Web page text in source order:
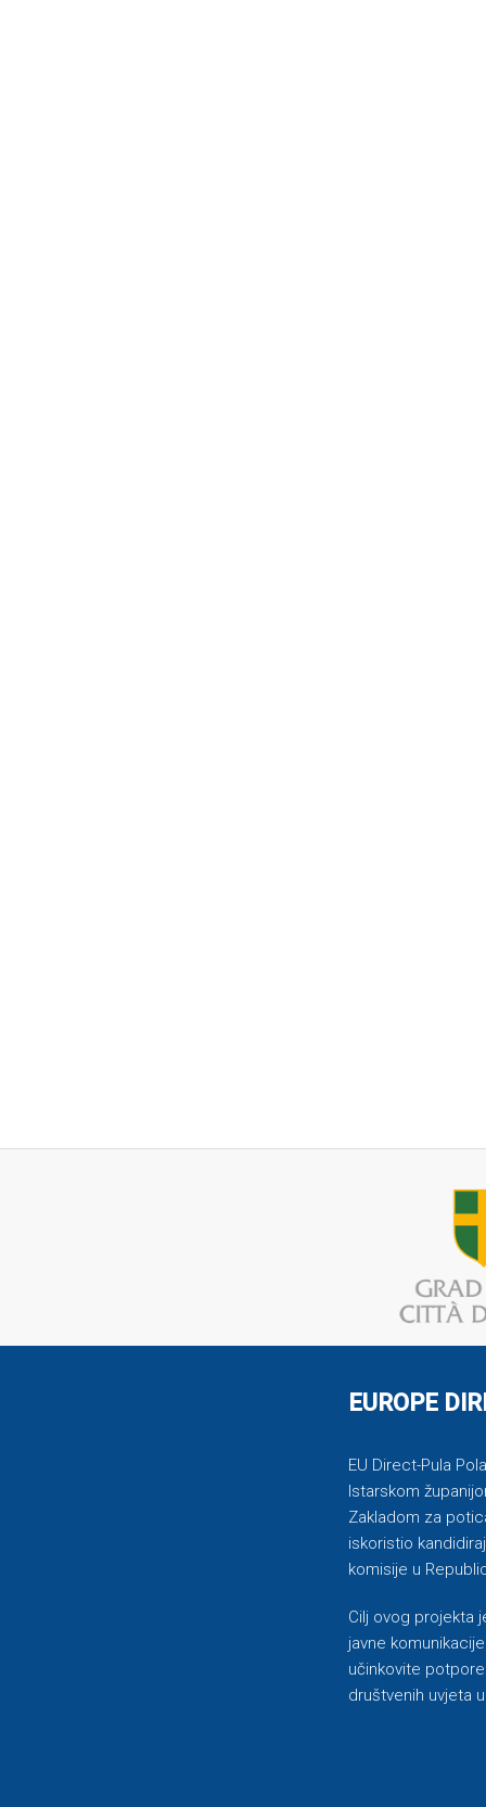
EUROPE
EU Direct-Pula
Istarskom
Zakladom za
iskoristio
komisije u
Cilj ovog projekta
javne
učinkovite
društvenih uvjeta